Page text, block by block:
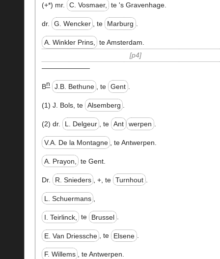
(+*) mr. C. Vosmaer, te 's Gravenhage.
dr. G. Wencker , te Marburg
A. Winkler Prins,
te Amsterdam.
p4
———————
Bn J.B. Bethune , te Gent
(1) J. Bols, te Alsemberg
(2) dr. L. Delgeur , te Ant werpen .
V.A. De la Montagne , te Antwerpen.
A. Prayon, te Gent.
Dr. R. Snieders ,+ , te Turnhout
L. Schuermans
I. Teirlinck, te Brussel .
E. Van Driessche , te Elsene .
F. Willems , te Antwerpen.